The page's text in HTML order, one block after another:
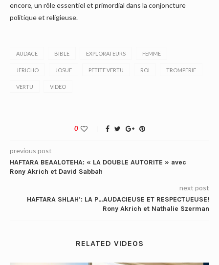
encore, un rôle essentiel et primordial dans la conjoncture
politique et religieuse.
AUDACE BIBLE EXPLORATEURS FEMME
JERICHO JOSUE PETITE VERTU ROI TROMPERIE
VERTU VIDEO
0
previous post
HAFTARA BEAALOTEHA: « LA DOUBLE AUTORITE » avec
Rony Akrich et David Sabbah
next post
HAFTARA SHLAH’: LA P…AUDACIEUSE ET RESPECTUEUSE!
Rony Akrich et Nathalie Szerman
RELATED VIDEOS